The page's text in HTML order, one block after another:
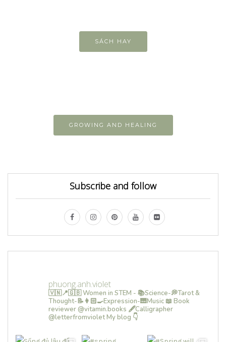
SÁCH HAY
GROWING AND HEALING
Subscribe and follow
phuong.anh.violet
🇻🇳📍🇬🇧 Women in STEM - 📚Science-💭Tarot &
Thought-📝👩🏻‍🍳Expression-🎹Music 📖 Book
reviewer @vitamin.books 🖋Calligrapher
@letterfromvioletMy blog 👇